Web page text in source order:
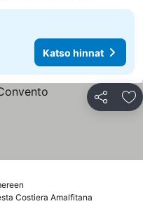
Katso hinnat
Jaa
Costiera Amalfitana